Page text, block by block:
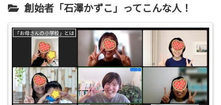
創始者「石澤かずこ」ってこんな人！
「お母さんの小学校」とは